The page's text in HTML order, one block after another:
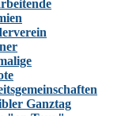
Ganztag